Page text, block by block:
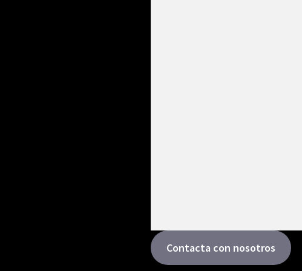
Contacta con nosotros